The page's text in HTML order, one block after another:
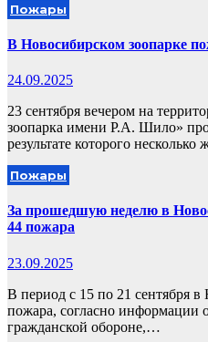
Пожары
В Новосибирском зоопарке
24.09.2025
23 сентября вечером на
зоопарка имени Р.А. Шило»
результате которого
Пожары
За прошедшую неделю в
44 пожара
23.09.2025
В период с 15 по 21 сентября
пожара, согласно информации
гражданской обороне,…